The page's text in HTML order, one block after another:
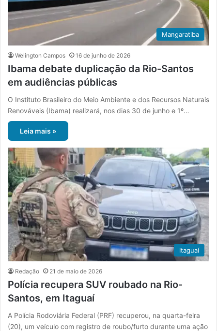
Mangaratiba
Welington Campos 16 de junho de 2026
Ibama debate duplicação da Rio-Santos
em audiências públicas
O Instituto Brasileiro do Meio Ambiente e dos Recursos Naturais
Renováveis (Ibama) realizará, nos dias 30 de junho e 1º…
Leia mais »
Itaguaí
Redação 21 de maio de 2026
Polícia recupera SUV roubado na Rio-
Santos, em Itaguaí
A Polícia Rodoviária Federal (PRF) recuperou, na quarta-feira
(20), um veículo com registro de roubo/furto durante uma ação